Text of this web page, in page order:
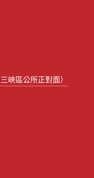
峽區公所正對面）